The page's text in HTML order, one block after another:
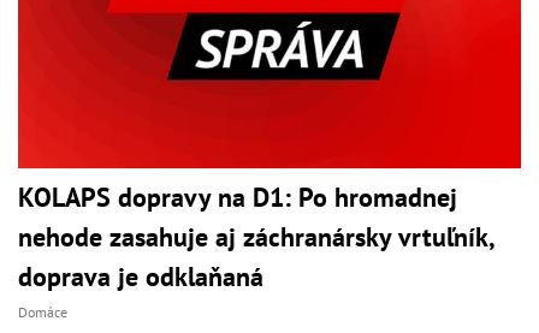
KOLAPS dopravy na D1: Po hromadnej
nehode zasahuje aj záchranársky vrtuľník,
doprava je odklaňaná
Domáce